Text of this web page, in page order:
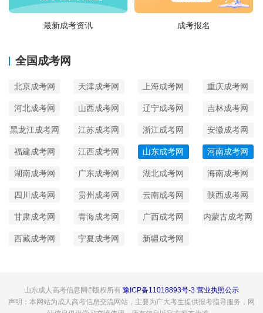
最新成考资讯 成考报名
全国成考网
北京成考网 天津成考网 上海成考网 重庆成考网
河北成考网 山西成考网 辽宁成考网 吉林成考网
黑龙江成考网 江苏成考网 浙江成考网 安徽成考网
福建成考网 江西成考网 山东成考网 河南成考网
湖南成考网 广东成考网 湖北成考网 海南成考网
四川成考网 贵州成考网 云南成考网 陕西成考网
甘肃成考网 青海成考网 广西成考网 内蒙古成考网
西藏成考网 宁夏成考网 新疆成考网
山东成人高考信息网©版权所有 豫ICP备11018893号-3 营业执照公示
声明：本网站为成人高考信息交流网站，主要为广大考生提供报考指导服务，网